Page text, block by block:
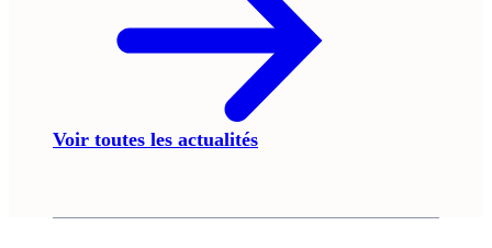
Voir toutes les actualités